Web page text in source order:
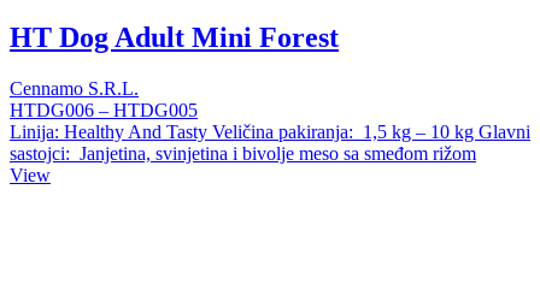
HT Dog Adult Mini Forest
Cennamo S.R.L.
HTDG006 – HTDG005
Linija: Healthy And Tasty Veličina pakiranja: 1,5 kg – 10 kg Glavni
sastojci: Janjetina, svinjetina i bivolje meso sa smeđom rižom
View